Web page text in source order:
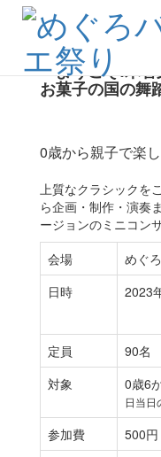
プレゼンツ
東京音楽大学プ
「ようこそ!木
お菓子の国の舞
0歳から親子で楽
上質なクラシックを
ら企画・制作・演奏
ージョンのミニコン
会場
めぐ
日時
2023
定員
90名
対象
0歳6
日当日
参加費
500円